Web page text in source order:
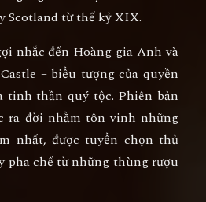
Scotland từ thế kỷ XIX.
nhắc đến Hoàng gia Anh và
– biểu tượng của quyền
tinh thần quý tộc. Phiên bản
ra đời nhằm tôn vinhnhững
nhất, được tuyển chọn thủ
pha chế từ những thùng rượu